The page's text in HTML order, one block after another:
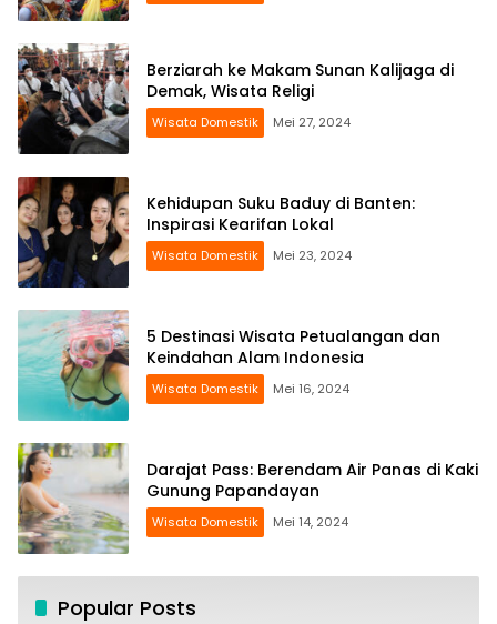
Berziarah ke Makam Sunan Kalijaga di
Demak, Wisata Religi
Wisata Domestik Mei 27, 2024
Kehidupan Suku Baduy di Banten:
Inspirasi Kearifan Lokal
Wisata Domestik Mei 23, 2024
5 Destinasi Wisata Petualangan dan
Keindahan Alam Indonesia
Wisata Domestik Mei 16, 2024
Darajat Pass: Berendam Air Panas di Kaki
Gunung Papandayan
Wisata Domestik Mei 14, 2024
Popular Posts